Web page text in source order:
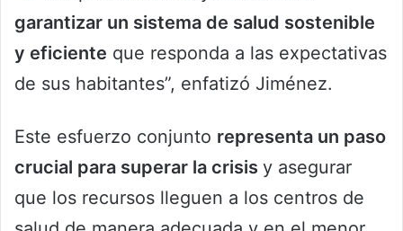
garantizar un sistema de salud sostenible
y eficiente que responda a las expectativas
de sus habitantes”, enfatizó Jiménez.
Este esfuerzo conjunto representa un paso
crucial para superar la crisis y asegurar
que los recursos lleguen a los centros de